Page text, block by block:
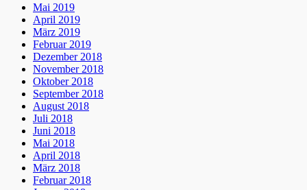
Mai 2019
April 2019
März 2019
Februar 2019
Dezember 2018
November 2018
Oktober 2018
September 2018
August 2018
Juli 2018
Juni 2018
Mai 2018
April 2018
März 2018
Februar 2018